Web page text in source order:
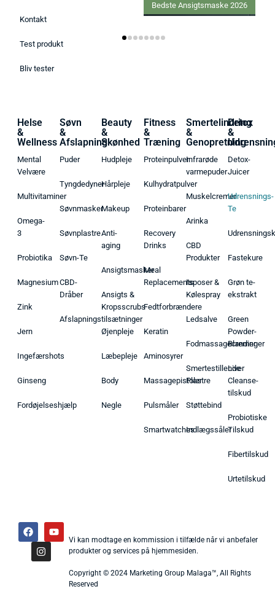
Kontakt
Test produkt
Bliv tester
Bedste Ansigtsmaske 2026
Helse
&
Wellness
Mental
Velvære
Multivitaminer
Omega-
3
Probiotika
Magnesium
Zink
Jern
Ingefærshots
Ginseng
Fordøjelseshjælp
Søvn
&
Afslapning
Puder
Tyngdedyner
Søvnmasker
Søvnplastre
Søvn-Te
CBD-
Dråber
Afslapningstilsætninger
Beauty
&
Skønhed
Hudpleje
Hårpleje
Makeup
Anti-
aging
Ansigtsmasker
Ansigts &
Kropsscrubs
Øjenpleje
Læbepleje
Body
Negle
Fitness
&
Træning
Proteinpulver
Kulhydratpulver
Proteinbarer
Recovery
Drinks
Meal
Replacements
Fedtforbrændere
Keratin
Aminosyrer
Massagepistoler
Pulsmåler
Smartwatches
Smertelindring
&
Genopretning
Infrarøde
varmepuder
Muskelcremer
Arinka
CBD
Produkter
Isposer &
Kølespray
Ledsalve
Fodmassagecremer
Smertestillende
Plastre
Støttebind
Indlægssåler
Detox
&
Detox-
Juicer
Udrensnings-
Te
Fastekure
Grøn te-
ekstrakt
Green
Powder-
Blandinger
Liver
Cleanse-
tilskud
Probiotiske
Tilskud
Fibertilskud
Urtetilskud
Vi kan modtage en kommission i tilfælde når vi anbefaler
produkter og services på hjemmesiden.
Copyright © 2024 Marketing Group Malaga™, All Rights
Reserved